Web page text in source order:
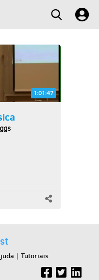
1:01:47
| Tutoriais